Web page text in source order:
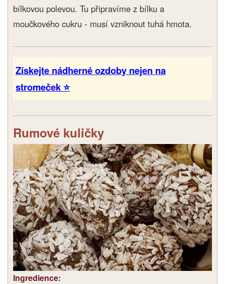
bílkovou polevou. Tu připravíme z bílku a
moučkového cukru - musí vzniknout tuhá hmota.
Získejte nádherné ozdoby nejen na
stromeček ⭐
Rumové kuličky
Ingredience: